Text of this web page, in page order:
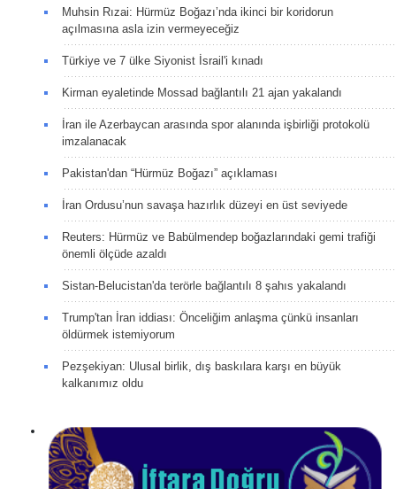
Muhsin Rızai: Hürmüz Boğazı’nda ikinci bir koridorun
açılmasına asla izin vermeyeceğiz
Türkiye ve 7 ülke Siyonist İsrail'i kınadı
Kirman eyaletinde Mossad bağlantılı 21 ajan yakalandı
İran ile Azerbaycan arasında spor alanında işbirliği protokolü
imzalanacak
Pakistan'dan “Hürmüz Boğazı” açıklaması
İran Ordusu’nun savaşa hazırlık düzeyi en üst seviyede
Reuters: Hürmüz ve Babülmendep boğazlarındaki gemi trafiği
önemli ölçüde azaldı
Sistan-Belucistan'da terörle bağlantılı 8 şahıs yakalandı
Trump'tan İran iddiası: Önceliğim anlaşma çünkü insanları
öldürmek istemiyorum
Pezşekiyan: Ulusal birlik, dış baskılara karşı en büyük
kalkanımız oldu